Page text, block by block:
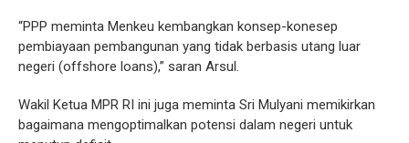
“PPP meminta Menkeu kembangkan konsep-konesep
pembiayaan pembangunan yang tidak berbasis utang luar
negeri (offshore loans),” saran Arsul.
Wakil Ketua MPR RI ini juga meminta Sri Mulyani memikirkan
bagaimana mengoptimalkan potensi dalam negeri untuk